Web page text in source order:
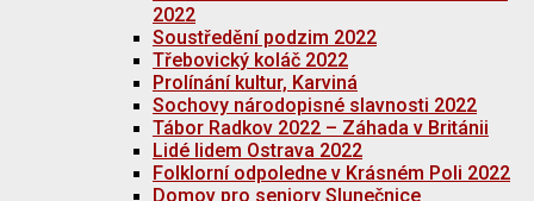
2022
Soustředění podzim 2022
Třebovický koláč 2022
Prolínání kultur, Karviná
Sochovy národopisné slavnosti 2022
Tábor Radkov 2022 – Záhada v Británii
Lidé lidem Ostrava 2022
Folklorní odpoledne v Krásném Poli 2022
Domov pro seniory Slunečnice